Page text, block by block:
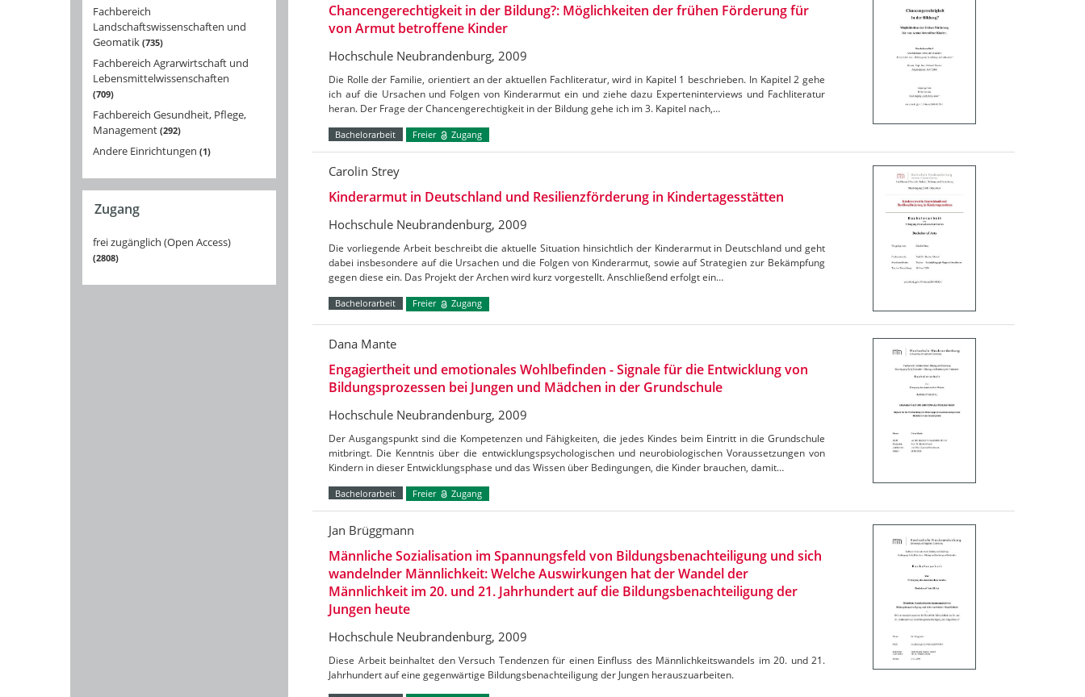
Fachbereich
Landschaftswissenschaften und
Geomatik 735
Fachbereich Agrarwirtschaft und
Lebensmittelwissenschaften
709
Fachbereich Gesundheit, Pflege,
Management 292
Andere Einrichtungen 1
Zugang
frei zugänglich (Open Access)
2808
Chancengerechtigkeit in der Bildung?: Möglichkeiten der frühen Förderung für
von Armut betroffene Kinder
Hochschule Neubrandenburg, 2009
Die Rolle der Familie, orientiert an der aktuellen Fachliteratur, wird in Kapitel 1 beschrieben. In Kapitel 2 gehe
ich auf die Ursachen und Folgen von Kinderarmut ein und ziehe dazu Experteninterviews und Fachliteratur
heran. Der Frage der Chancengerechtigkeit in der Bildung gehe ich im 3. Kapitel nach,…
Bachelorarbeit Freier Zugang
Carolin Strey
Kinderarmut in Deutschland und Resilienzförderung in Kindertagesstätten
Hochschule Neubrandenburg, 2009
Die vorliegende Arbeit beschreibt die aktuelle Situation hinsichtlich der Kinderarmut in Deutschland und geht
dabei insbesondere auf die Ursachen und die Folgen von Kinderarmut, sowie auf Strategien zur Bekämpfung
gegen diese ein. Das Projekt der Archen wird kurz vorgestellt. Anschließend erfolgt ein…
Bachelorarbeit Freier Zugang
Dana Mante
Engagiertheit und emotionales Wohlbefinden - Signale für die Entwicklung von
Bildungsprozessen bei Jungen und Mädchen in der Grundschule
Hochschule Neubrandenburg, 2009
Der Ausgangspunkt sind die Kompetenzen und Fähigkeiten, die jedes Kindes beim Eintritt in die Grundschule
mitbringt. Die Kenntnis über die entwicklungspsychologischen und neurobiologischen Voraussetzungen von
Kindern in dieser Entwicklungsphase und das Wissen über Bedingungen, die Kinder brauchen, damit…
Bachelorarbeit Freier Zugang
Jan Brüggmann
Männliche Sozialisation im Spannungsfeld von Bildungsbenachteiligung und sich
wandelnder Männlichkeit: Welche Auswirkungen hat der Wandel der
Männlichkeit im 20. und 21. Jahrhundert auf die Bildungsbenachteiligung der
Jungen heute
Hochschule Neubrandenburg, 2009
Diese Arbeit beinhaltet den Versuch Tendenzen für einen Einfluss des Männlichkeitswandels im 20. und 21.
Jahrhundert auf eine gegenwärtige Bildungsbenachteiligung der Jungen herauszuarbeiten.